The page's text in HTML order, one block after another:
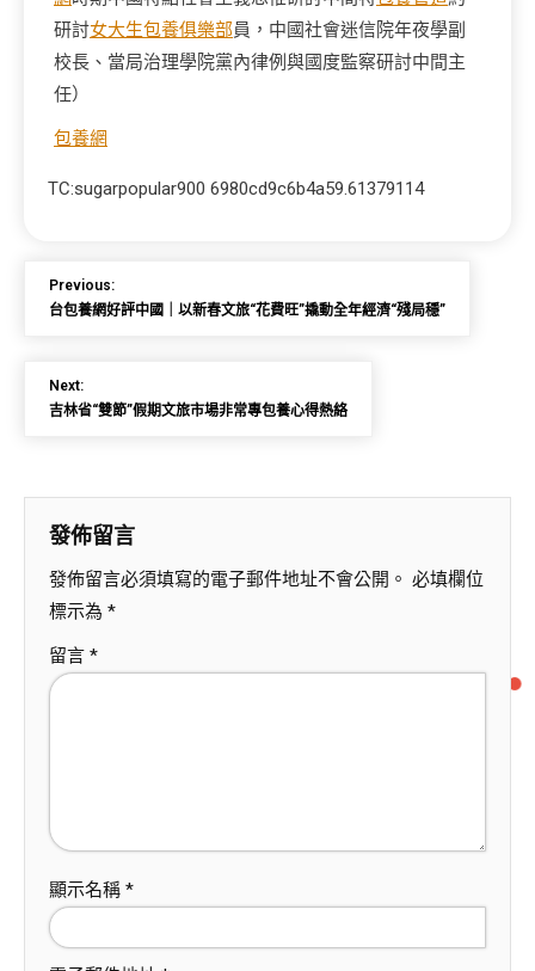
研討女大生包養俱樂部員，中國社會迷信院年夜學副
校長、當局治理學院黨內律例與國度監察研討中間主
任）
包養網
TC:sugarpopular900 6980cd9c6b4a59.61379114
Previous:
台包養網好評中國｜以新春文旅“花費旺”撬動全年經濟“殘局穩”
Next:
吉林省“雙節”假期文旅市場非常專包養心得熱絡
發佈留言
發佈留言必須填寫的電子郵件地址不會公開。 必填欄位
標示為 *
留言 *
顯示名稱 *